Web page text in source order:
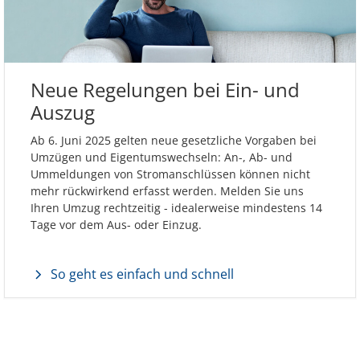
Neue Regelungen bei Ein- und
Auszug
Ab 6. Juni 2025 gelten neue gesetzliche Vorgaben bei
Umzügen und Eigentumswechseln: An-, Ab- und
Ummeldungen von Stromanschlüssen können nicht
mehr rückwirkend erfasst werden. Melden Sie uns
Ihren Umzug rechtzeitig - idealerweise mindestens 14
Tage vor dem Aus- oder Einzug.
So geht es einfach und schnell